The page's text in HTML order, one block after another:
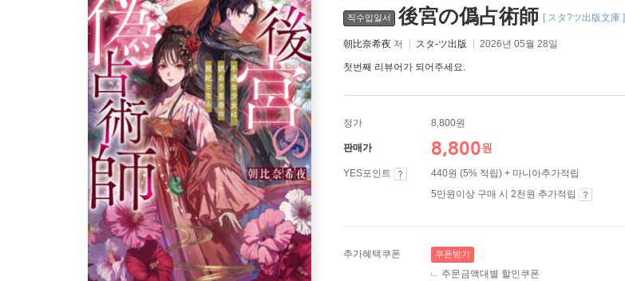
직수입일서 後宮の僞占術師 [ スタ?ツ出版文庫 ]
朝比奈希夜 저 スタ-ツ出版 2026년 05월 28일
첫번째 리뷰어가 되어주세요.
정가 8,800원
판매가 8,800원
YES포인트
440원 (5% 적립) + 마니아추가적립
5만원이상 구매 시 2천원 추가적립
추가혜택쿠폰 쿠폰받기
주문금액대별 할인쿠폰